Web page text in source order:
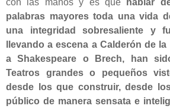
con las manos y es que
hablar
palabras mayores toda una vida
una integridad sobresaliente y
llevando a escena a Calderón de
a Shakespeare o Brech, han
Teatros grandes o pequeños
desde los que construir, desde
público de manera sensata e